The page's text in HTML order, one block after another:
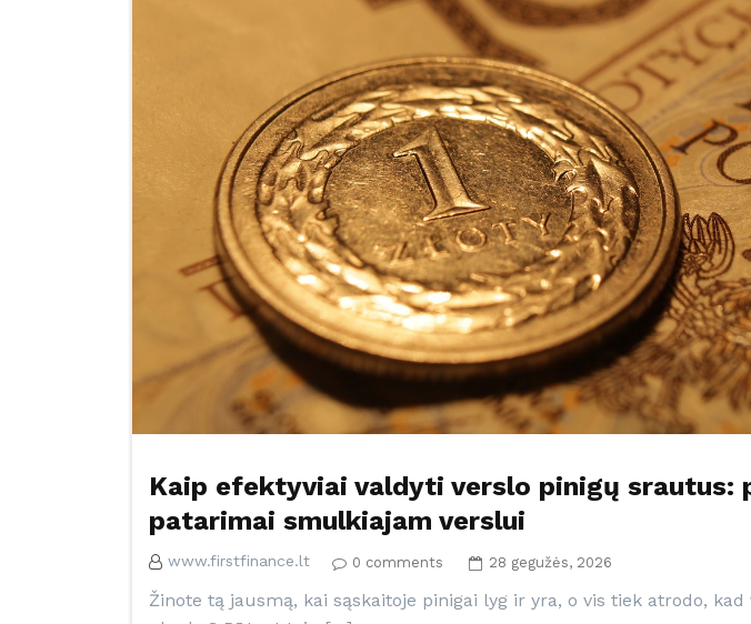
Kaip efektyviai valdyti verslo pinigų srautus:
patarimai smulkiajam verslui
www.firstfinance.lt 0 comments 28 gegužės, 2026
Žinote tą jausmą, kai sąskaitoje pinigai lyg ir yra, o vis tiek atrodo, kad